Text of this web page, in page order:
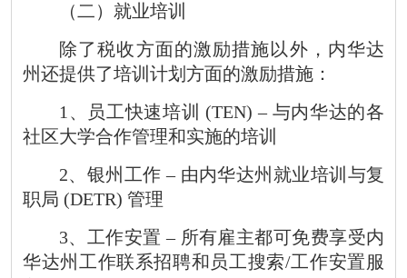
（二）就业培训
除了税收方面的激励措施以外，内华达
州还提供了培训计划方面的激励措施：
1 、员工快速培训 (TEN) – 与内华达的各
社区大学合作管理和实施的培训
2、银州工作 – 由内华达州就业培训与复
职局 (DETR) 管理
3、工作安置 – 所有雇主都可免费享受内
华达州工作联系招聘和员工搜索/工作安置服